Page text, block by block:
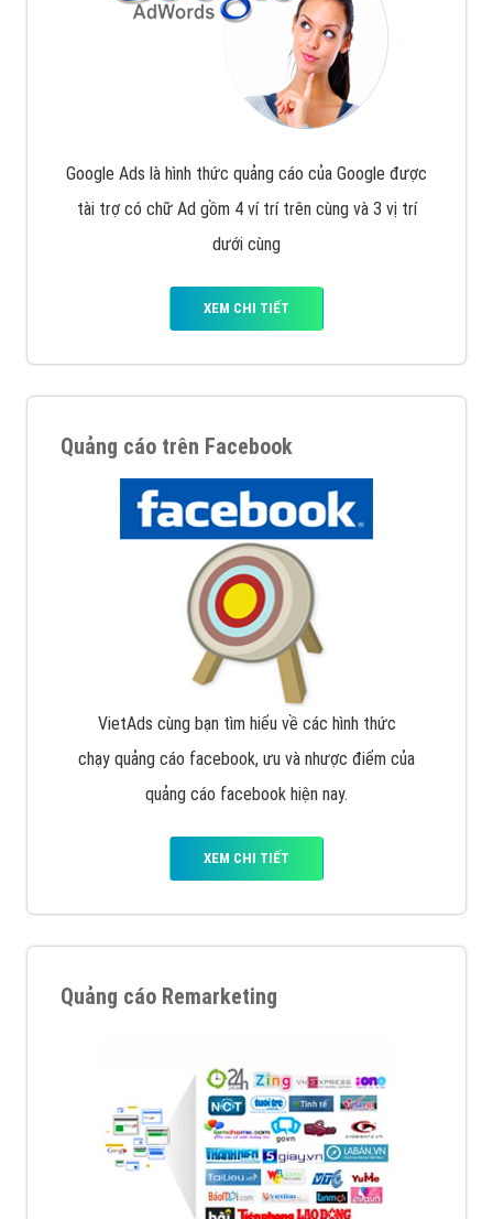
Google Ads là hình thức quảng cáo của Google được
tài trợ có chữ Ad gồm 4 ví trí trên cùng và 3 vị trí
dưới cùng
XEM CHI TIẾT
Quảng cáo trên Facebook
VietAds cùng bạn tìm hiểu về các hình thức
chạy quảng cáo facebook, ưu và nhược điểm của
quảng cáo facebook hiện nay.
XEM CHI TIẾT
Quảng cáo Remarketing